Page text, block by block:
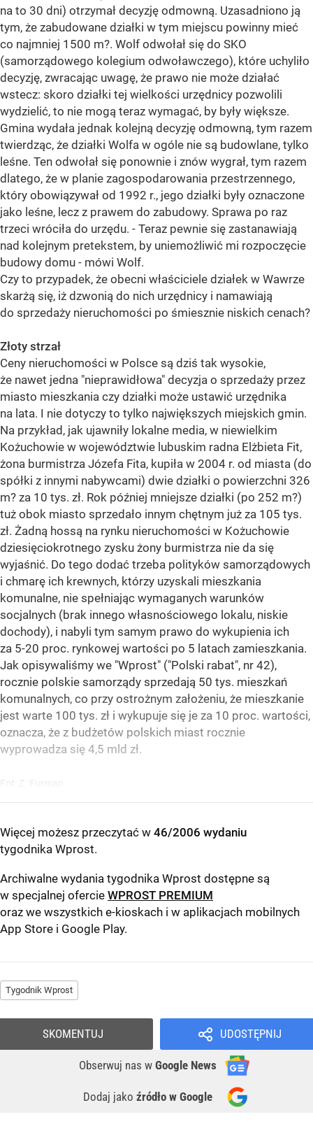
na to 30 dni) otrzymał decyzję odmowną. Uzasadniono ją
tym, że zabudowane działki w tym miejscu powinny mieć
co najmniej 1500 m?. Wolf odwołał się do SKO
(samorządowego kolegium odwoławczego), które uchyliło
decyzję, zwracając uwagę, że prawo nie może działać
wstecz: skoro działki tej wielkości urzędnicy pozwolili
wydzielić, to nie mogą teraz wymagać, by były większe.
Gmina wydała jednak kolejną decyzję odmowną, tym razem
twierdząc, że działki Wolfa w ogóle nie są budowlane, tylko
leśne. Ten odwołał się ponownie i znów wygrał, tym razem
dlatego, że w planie zagospodarowania przestrzennego,
który obowiązywał od 1992 r., jego działki były oznaczone
jako leśne, lecz z prawem do zabudowy. Sprawa po raz
trzeci wróciła do urzędu. - Teraz pewnie się zastanawiają
nad kolejnym pretekstem, by uniemożliwić mi rozpoczęcie
budowy domu - mówi Wolf.
Czy to przypadek, że obecni właściciele działek w Wawrze
skarżą się, iż dzwonią do nich urzędnicy i namawiają
do sprzedaży nieruchomości po śmiesznie niskich cenach?
Złoty strzał
Ceny nieruchomości w Polsce są dziś tak wysokie,
że nawet jedna "nieprawidłowa" decyzja o sprzedaży przez
miasto mieszkania czy działki może ustawić urzędnika
na lata. I nie dotyczy to tylko największych miejskich gmin.
Na przykład, jak ujawniły lokalne media, w niewielkim
Kożuchowie w województwie lubuskim radna Elżbieta Fit,
żona burmistrza Józefa Fita, kupiła w 2004 r. od miasta (do
spółki z innymi nabywcami) dwie działki o powierzchni 326
m? za 10 tys. zł. Rok później mniejsze działki (po 252 m?)
tuż obok miasto sprzedało innym chętnym już za 105 tys.
zł. Żadną hossą na rynku nieruchomości w Kożuchowie
dziesięciokrotnego zysku żony burmistrza nie da się
wyjaśnić. Do tego dodać trzeba polityków samorządowych
i chmarę ich krewnych, którzy uzyskali mieszkania
komunalne, nie spełniając wymaganych warunków
socjalnych (brak innego własnościowego lokalu, niskie
dochody), i nabyli tym samym prawo do wykupienia ich
za 5-20 proc. rynkowej wartości po 5 latach zamieszkania.
Jak opisywaliśmy we "Wprost" ("Polski rabat", nr 42),
rocznie polskie samorządy sprzedają 50 tys. mieszkań
komunalnych, co przy ostrożnym założeniu, że mieszkanie
jest warte 100 tys. zł i wykupuje się je za 10 proc. wartości,
oznacza, że z budżetów polskich miast rocznie
wyprowadza się 4,5 mld zł.
Fot: Z. Furman
Więcej możesz przeczytać w 46/2006 wydaniu
tygodnika Wprost.
Archiwalne wydania tygodnika Wprost dostępne są
w specjalnej ofercie WPROST PREMIUM
oraz we wszystkich e-kioskach i w aplikacjach mobilnych
App Store i Google Play.
Tygodnik Wprost
UDOSTĘPNIJ
Obserwuj nas w Google News
Dodaj jako źródło w Google
SKOMENTUJ